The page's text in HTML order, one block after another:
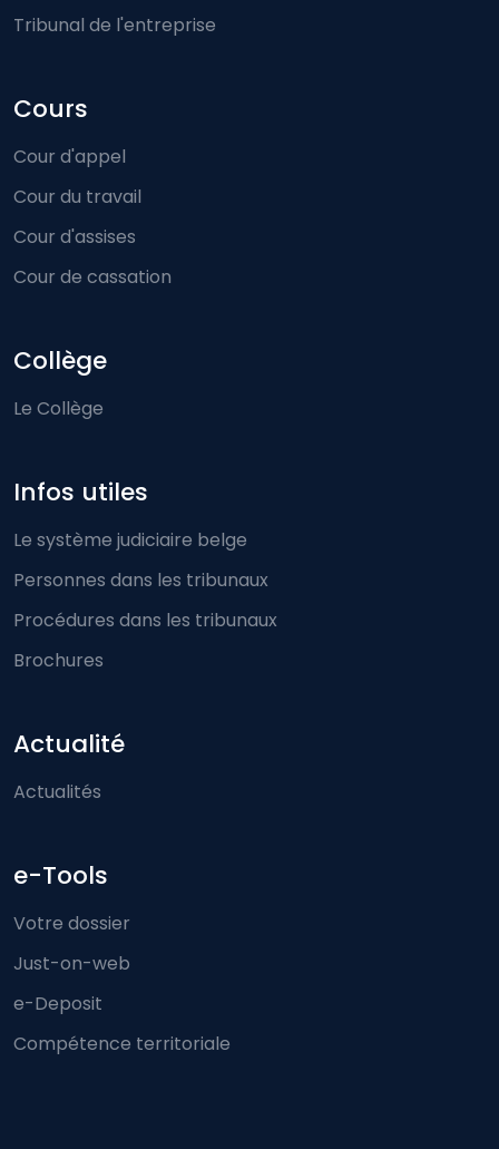
Tribunal de l'entreprise
Cours
Cour d'appel
Cour du travail
Cour d'assises
Cour de cassation
Collège
Le Collège
Infos utiles
Le système judiciaire belge
Personnes dans les tribunaux
Procédures dans les tribunaux
Brochures
Actualité
Actualités
e-Tools
Votre dossier
Just-on-web
e-Deposit
Compétence territoriale